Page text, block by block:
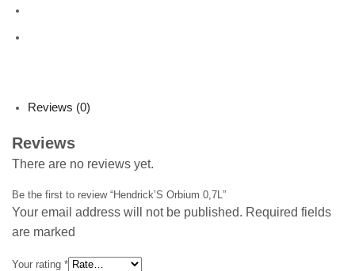
Reviews (0)
Reviews
There are no reviews yet.
Be the first to review “Hendrick’S Orbium 0,7L”
Your email address will not be published. Required fields
are marked
Your rating *